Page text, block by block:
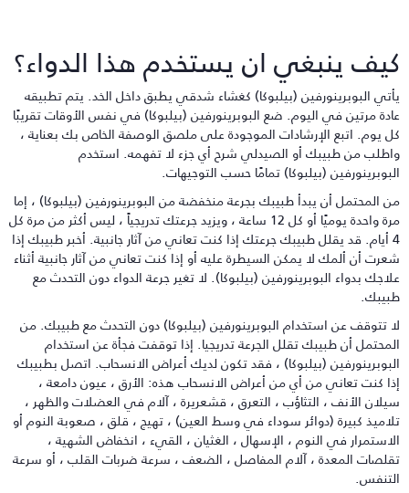
ينبغي ان يستخدم هذا الدواء؟
البوبرينورفين (بيلبوكا) كغشاء شدقي يطبق داخل الخد. يتم تطبيقه
مرتين في اليوم. ضع البوبرينورفين (بيلبوكا) في نفس الأوقات تقريبًا
يوم. اتبع الإرشادات الموجودة على ملصق الوصفة الخاص بك بعناية ،
من طبيبك أو الصيدلي شرح أي جزء لا تفهمه. استخدم
(بيلبوكا) تمامًا حسب التوجيهات.
المحتمل أن يبدأ طبيبك بجرعة منخفضة من البوبرينورفين (بيلبوكا) ، إما
مرة واحدة يوميًا أو كل 12 ساعة ، ويزيد جرعتك تدريجياً ، ليس أكثر من مرة كل
4 أيام. قد يقلل طبيبك جرعتك إذا كنت تعاني من آثار جانبية. أخبر طبيبك إذا
أن ألمك لا يمكن السيطرة عليه أو إذا كنت تعاني من آثار جانبية أثناء
بدواء البوبرينورفين (بيلبوكا). لا تغير جرعة الدواء دون التحدث مع
تتوقف عن استخدام البوبرينورفين (بيلبوكا) دون التحدث مع طبيبك. من
أن طبيبك تقلل الجرعة تدريجيا. إذا توقفت فجأة عن استخدام
(بيلبوكا) ، فقد تكون لديك أعراض الانسحاب. اتصل بطبيبك
كنت تعاني من أي من أعراض الانسحاب هذه: الأرق ، عيون دامعة ،
الأنف ، التثاؤب ، التعرق ، قشعريرة ، آلام في العضلات والظهر ،
كبيرة (دوائر سوداء في وسط العين) ، تهيج ، قلق ، صعوبة النوم أو
في النوم ، الإسهال ، الغثيان ، القيء ، انخفاض الشهية ،
المعدة ، آلام المفاصل ، الضعف ، سرعة ضربات القلب ، أو سرعة